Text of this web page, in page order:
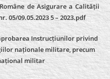
de Asigurare a Calității
05/09.05.2023 5 – 2023.pdf
Instrucțiunilor privind
naționale militare, precum
militar